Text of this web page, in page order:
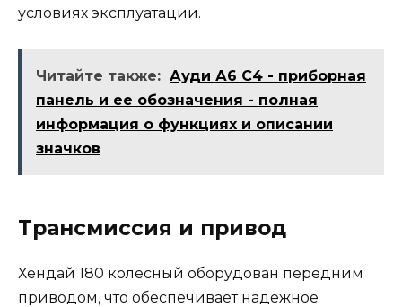
условиях эксплуатации.
Читайте также: Ауди А6 С4 - приборная
панель и ее обозначения - полная
информация о функциях и описании
значков
Трансмиссия и привод
Хендай 180 колесный оборудован передним
приводом, что обеспечивает надежное